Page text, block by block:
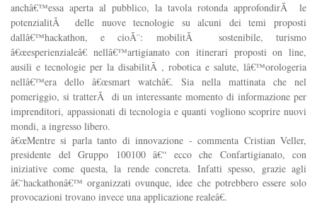
anchâ€™essa aperta al pubblico, la tavola rotonda approfondirÃ le
potenzialitÃ delle nuove tecnologie su alcuni dei temi proposti
dallâ€™hackathon, e cioÃ¨: mobilitÃ sostenibile, turismo
â€œesperienzialeâ€ nellâ€™artigianato con itinerari proposti on line,
ausili e tecnologie per la disabilitÃ , robotica e salute, lâ€™orologeria
nellâ€™era dello â€œsmart watchâ€. Sia nella mattinata che nel
pomeriggio, si tratterÃ di un interessante momento di informazione per
imprenditori, appassionati di tecnologia e quanti vogliono scoprire nuovi
mondi, a ingresso libero.
â€œMentre si parla tanto di innovazione - commenta Cristian Veller,
presidente del Gruppo 100100 â€“ ecco che Confartigianato, con
iniziative come questa, la rende concreta. Infatti spesso, grazie agli
â€˜hackathonâ€™ organizzati ovunque, idee che potrebbero essere solo
provocazioni trovano invece una applicazione realeâ€.